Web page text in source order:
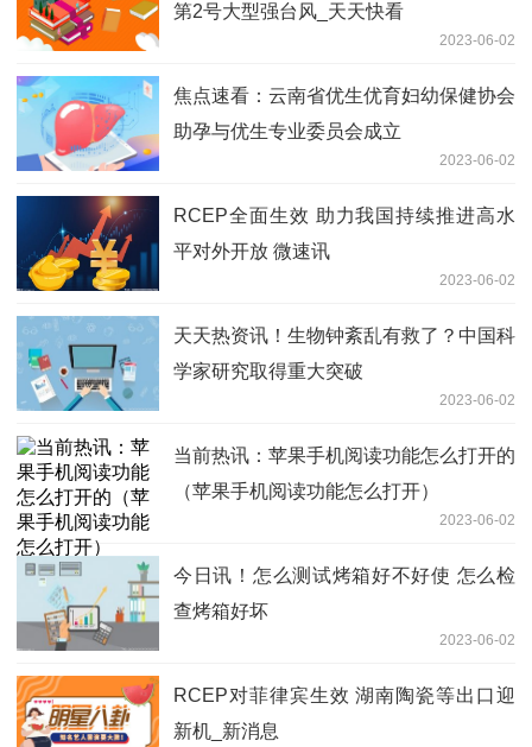
第2号大型强台风_天天快看
2023-06-02
焦点速看：云南省优生优育妇幼保健协会
助孕与优生专业委员会成立
2023-06-02
RCEP全面生效 助力我国持续推进高水
平对外开放 微速讯
2023-06-02
天天热资讯！生物钟紊乱有救了？中国科
学家研究取得重大突破
2023-06-02
当前热讯：苹果手机阅读功能怎么打开的
（苹果手机阅读功能怎么打开）
2023-06-02
今日讯！怎么测试烤箱好不好使 怎么检
查烤箱好坏
2023-06-02
RCEP对菲律宾生效 湖南陶瓷等出口迎
新机_新消息